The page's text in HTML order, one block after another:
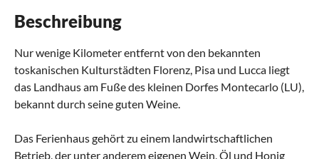
Beschreibung
Nur wenige Kilometer entfernt von den bekannten
toskanischen Kulturstädten Florenz, Pisa und Lucca liegt
das Landhaus am Fuße des kleinen Dorfes Montecarlo (LU),
bekannt durch seine guten Weine.
Das Ferienhaus gehört zu einem landwirtschaftlichen
Betrieb, der unter anderem eigenen Wein, Öl und Honig